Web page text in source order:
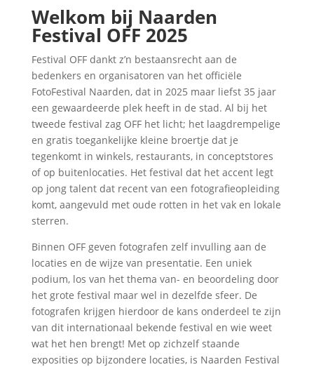
Welkom bij Naarden
Festival OFF 2025
Festival OFF dankt z’n bestaansrecht aan de
bedenkers en organisatoren van het officiële
FotoFestival Naarden, dat in 2025 maar liefst 35 jaar
een gewaardeerde plek heeft in de stad. Al bij het
tweede festival zag OFF het licht; het laagdrempelige
en gratis toegankelijke kleine broertje dat je
tegenkomt in winkels, restaurants, in conceptstores
of op buitenlocaties. Het festival dat het accent legt
op jong talent dat recent van een fotografieopleiding
komt, aangevuld met oude rotten in het vak en lokale
sterren.
Binnen OFF geven fotografen zelf invulling aan de
locaties en de wijze van presentatie. Een uniek
podium, los van het thema van- en beoordeling door
het grote festival maar wel in dezelfde sfeer. De
fotografen krijgen hierdoor de kans onderdeel te zijn
van dit internationaal bekende festival en wie weet
wat het hen brengt! Met op zichzelf staande
exposities op bijzondere locaties, is Naarden Festival